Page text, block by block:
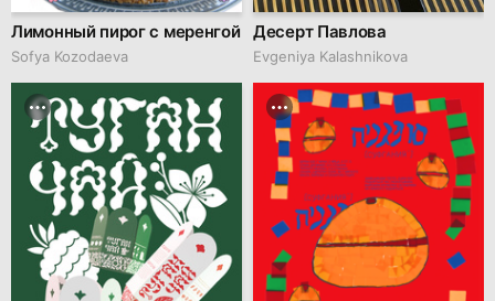
Лимонный пирог с меренгой
Sofya Kozodaeva
Десерт Павлова
Evgeniya Kalashnikova